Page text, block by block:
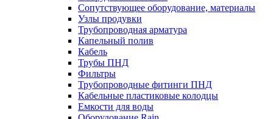
Сопутствующее оборудование, материалы
Узлы продувки
Трубопроводная арматура
Капельный полив
Кабель
Трубы ПНД
Фильтры
Трубопроводные фитинги ПНД
Кабельные пластиковые колодцы
Емкости для воды